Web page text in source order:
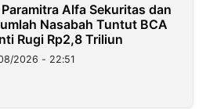
Paramitra Alfa Sekuritas dan
Nasabah Tuntut BCA
Rugi Rp2,8 Triliun
2026 - 22:51